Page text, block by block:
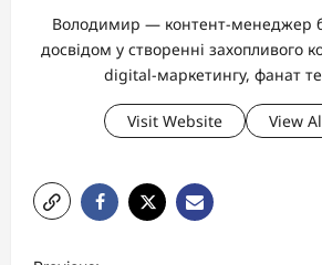
Володимир — контент-менеджер
досвідом у створенні захопливого
digital-маркетингу, фанат
Visit Website View
P